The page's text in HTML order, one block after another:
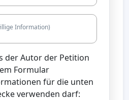
Information)
der Autor der Petition
Formular
für die unten
verwenden darf: